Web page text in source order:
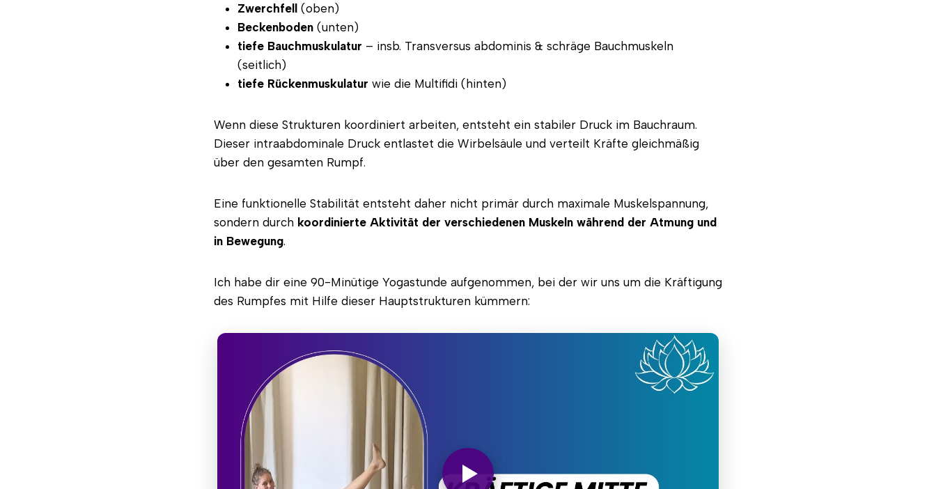
Zwerchfell (oben)
Beckenboden (unten)
tiefe Bauchmuskulatur – insb. Transversus abdominis & schräge Bauchmuskeln
(seitlich)
tiefe Rückenmuskulatur wie die Multifidi (hinten)
Wenn diese Strukturen koordiniert arbeiten, entsteht ein stabiler Druck im Bauchraum.
Dieser intraabdominale Druck entlastet die Wirbelsäule und verteilt Kräfte gleichmäßig
über den gesamten Rumpf.
Eine funktionelle Stabilität entsteht daher nicht primär durch maximale Muskelspannung,
sondern durch koordinierte Aktivität der verschiedenen Muskeln während der Atmung und
in Bewegung.
Ich habe dir eine 90-Minütige Yogastunde aufgenommen, bei der wir uns um die Kräftigung
des Rumpfes mit Hilfe dieser Hauptstrukturen kümmern: